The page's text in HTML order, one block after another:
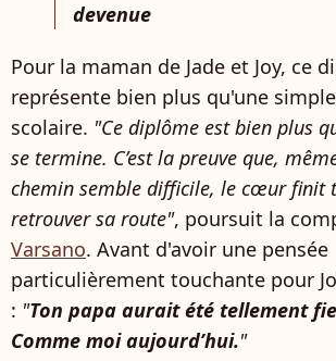
devenue
Pour la maman de Jade et Joy, ce
représente bien plus qu'une
scolaire. "Ce diplôme est bien plus
se termine. C’est la preuve que,
chemin semble difficile, le cœur finit
retrouver sa route", poursuit la
Varsano. Avant d'avoir une pensée
particulièrement touchante pour
: "Ton papa aurait été tellement
Comme moi aujourd’hui."